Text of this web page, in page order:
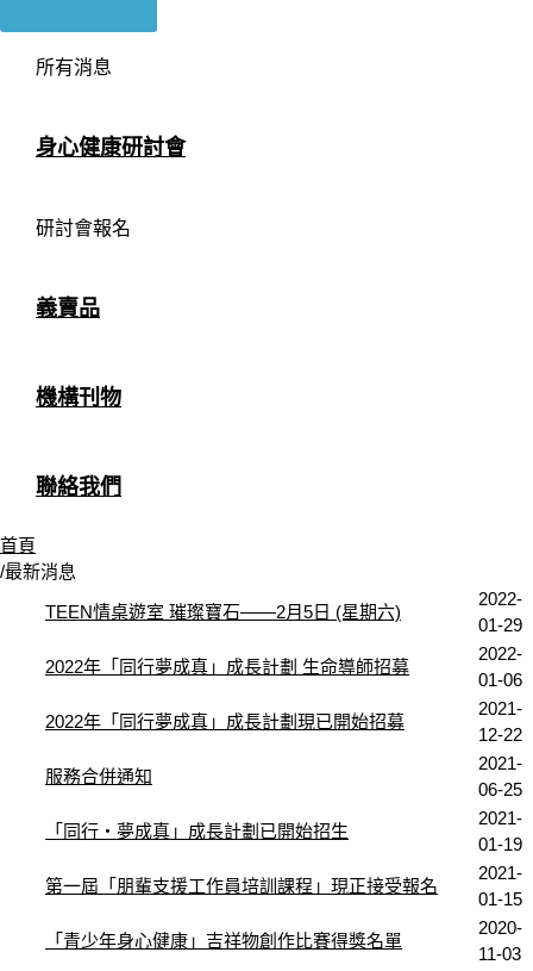
所有消息
身心健康研討會
研討會報名
義賣品
機構刊物
聯絡我們
首頁
/最新消息
TEEN情桌遊室 璀璨寶石——2月5日 (星期六)
2022-
01-29
2022年「同行夢成真」成長計劃 生命導師招募
2022-
01-06
2022年「同行夢成真」成長計劃現已開始招募
2021-
12-22
服務合併通知
2021-
06-25
「同行‧夢成真」成長計劃已開始招生
2021-
01-19
第一屆「朋輩支援工作員培訓課程」現正接受報名
2021-
01-15
「青少年身心健康」吉祥物創作比賽得獎名單
2020-
11-03